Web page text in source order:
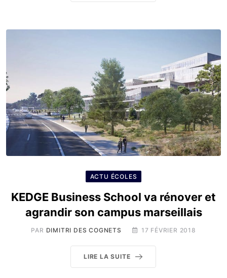
ACTU ÉCOLES
KEDGE Business School va rénover et
agrandir son campus marseillais
PAR DIMITRI DES COGNETS 17 FÉVRIER 2018
LIRE LA SUITE